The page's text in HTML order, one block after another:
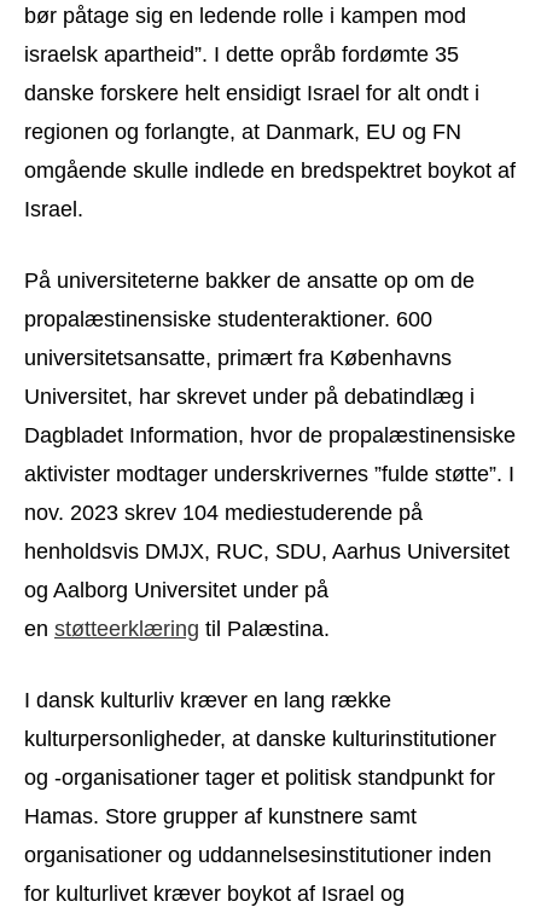
bør påtage sig en ledende rolle i kampen mod
israelsk apartheid”. I dette opråb fordømte 35
danske forskere helt ensidigt Israel for alt ondt i
regionen og forlangte, at Danmark, EU og FN
omgående skulle indlede en bredspektret boykot af
Israel.
På universiteterne bakker de ansatte op om de
propalæstinensiske studenteraktioner. 600
universitetsansatte, primært fra Københavns
Universitet, har skrevet under på debatindlæg i
Dagbladet Information, hvor de propalæstinensiske
aktivister modtager underskrivernes ”fulde støtte”. I
nov. 2023 skrev 104 mediestuderende på
henholdsvis DMJX, RUC, SDU, Aarhus Universitet
og Aalborg Universitet under på
en støtteerklæring til Palæstina.
I dansk kulturliv kræver en lang række
kulturpersonligheder, at danske kulturinstitutioner
og -organisationer tager et politisk standpunkt for
Hamas. Store grupper af kunstnere samt
organisationer og uddannelsesinstitutioner inden
for kulturlivet kræver boykot af Israel og